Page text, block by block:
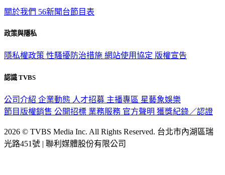
關於我們 56新聞台節目表
政策與隱私
隱私權政策 性騷擾防治措施 網站使用協定 版權宣告
認識 TVBS
公司介紹 企業動態 人才招募 主播專區 星藝象娛樂
節目版權銷售 公開招標 業務服務 官方聲明 獲獎紀錄／認證
2026 © TVBS Media Inc. All Rights Reserved. 台北市內湖區瑞
光路451號 | 聯利媒體股份有限公司